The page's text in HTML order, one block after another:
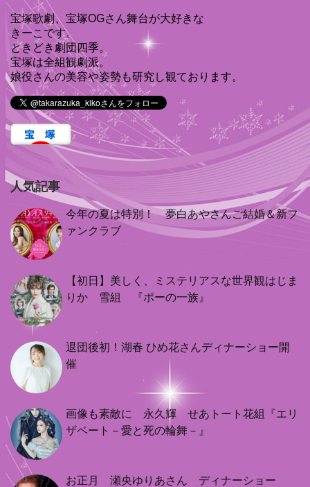
宝塚歌劇、宝塚OGさん舞台が大好きな
きーこです。
ときどき劇団四季。
宝塚は全組観劇派。
娘役さんの美容や姿勢も研究し観ております。
人気記事
今年の夏は特別！ 夢白あやさんご結婚＆新フ
ァンクラブ
【初日】美しく、ミステリアスな世界観はじま
りか 雪組 『ポーの一族』
退団後初！湖春 ひめ花さんディナーショー開
催
画像も素敵に 永久輝 せあトート花組『エリ
ザベート－愛と死の輪舞－』
お正月 瀬央ゆりあさん ディナーショー